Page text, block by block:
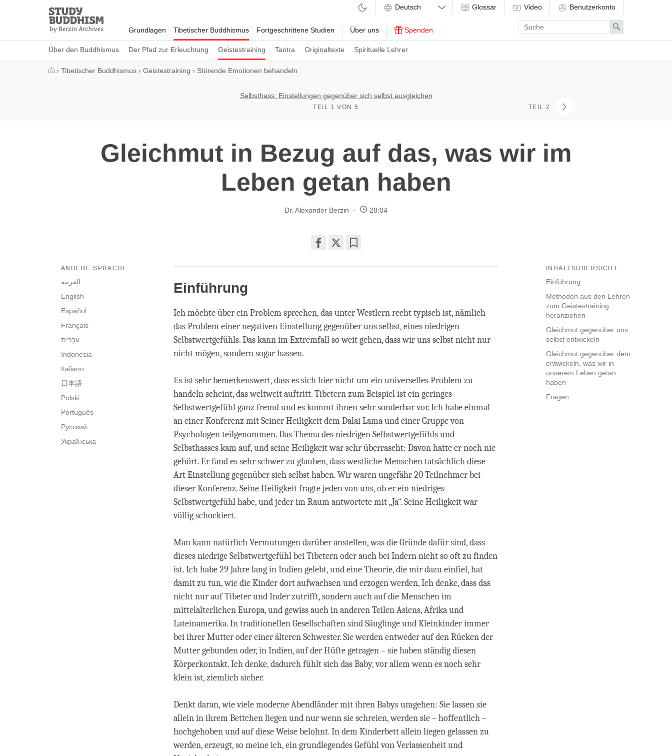
Study
Buddhism
Home
Grundlagen Tibetischer Buddhismus
Über den Buddhismus Der Pfad zur Erleuchtung Geistestraining Tantra Originaltexte Spirituelle Lehrer
Fortgeschrittene Studien Über uns Spenden
Glossar Video Benutzerkonto
Enter
search
term
Search
› Tibetischer Buddhismus › Geistestraining › Störende Emotionen behandeln
Selbsthass: Einstellungen gegenüber sich selbst ausgleichen
TEIL 1 VON 5 TEIL 2
Gleichmut in Bezug auf das, was wir im
Leben getan haben
Dr. Alexander Berzin 28:04
on
INHALTSÜBERSICHT
Einführung
Methoden aus den Lehren
zum Geistestraining
heranziehen
Gleichmut gegenüber uns
selbst entwickeln
Gleichmut gegenüber dem
entwickeln, was wir in
unserem Leben getan
haben
Fragen
ANDERE SPRACHE
العربية
English
Español
Français
Indonesia
Italiano
日本語
Polski
Português
Русский
Українська
Einführung
Ich möchte über ein Problem sprechen, das unter Westlern recht typisch ist, nämlich
das Problem einer negativen Einstellung gegenüber uns selbst, eines niedrigen
Selbstwertgefühls. Das kann im Extremfall so weit gehen, dass wir uns selbst nicht nur
nicht mögen, sondern sogar hassen.
Es ist sehr bemerkenswert, dass es sich hier nicht um ein universelles Problem zu
handeln scheint, das weltweit auftritt. Tibetern zum Beispiel ist ein geringes
Selbstwertgefühl ganz fremd und es kommt ihnen sehr sonderbar vor. Ich habe einmal
an einer Konferenz mit Seiner Heiligkeit dem Dalai Lama und einer Gruppe von
Psychologen teilgenommen. Das Thema des niedrigen Selbstwertgefühls und
Selbsthasses kam auf, und seine Heiligkeit war sehr überrascht: Davon hatte er noch nie
gehört. Er fand es sehr schwer zu glauben, dass westliche Menschen tatsächlich diese
Art Einstellung gegenüber sich selbst haben. Wir waren ungefähr 20 Teilnehmer bei
dieser Konferenz. Seine Heiligkeit fragte jeden von uns, ob er ein niedriges
Selbstwertgefühl habe, und jeder im Raum antwortete mit „Ja“. Seine Heiligkeit war
völlig schockiert.
Man kann natürlich Vermutungen darüber anstellen, was die Gründe dafür sind, dass
dieses niedrige Selbstwertgefühl bei Tibetern oder auch bei Indern nicht so oft zu finden
ist. Ich habe 29 Jahre lang in Indien gelebt, und eine Theorie, die mir dazu einfiel, hat
damit zu tun, wie die Kinder dort aufwachsen und erzogen werden, Ich denke, dass das
nicht nur auf Tibeter und Inder zutrifft, sondern auch auf die Menschen im
mittelalterlichen Europa, und gewiss auch in anderen Teilen Asiens, Afrika und
Lateinamerika. In traditionellen Gesellschaften sind Säuglinge und Kleinkinder immer
bei ihrer Mutter oder einer älteren Schwester. Sie werden entweder auf den Rücken der
Mutter gebunden oder, in Indien, auf der Hüfte getragen – sie haben ständig diesen
Körperkontakt. Ich denke, dadurch fühlt sich das Baby, vor allem wenn es noch sehr
klein ist, ziemlich sicher.
Denkt daran, wie viele moderne Abendländer mit ihren Babys umgehen: Sie lassen sie
allein in ihrem Bettchen liegen und nur wenn sie schreien, werden sie – hoffentlich –
hochgehoben und auf diese Weise belohnt. In dem Kinderbett allein liegen gelassen zu
werden, erzeugt, so meine ich, ein grundlegendes Gefühl von Verlassenheit und